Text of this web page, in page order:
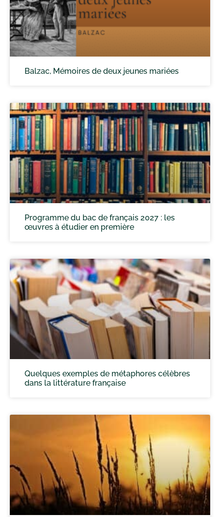
Balzac, Mémoires de deux jeunes mariées
Programme du bac de français 2027 : les
œuvres à étudier en première
Quelques exemples de métaphores célèbres
dans la littérature française